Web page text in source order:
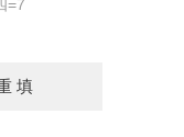
=7